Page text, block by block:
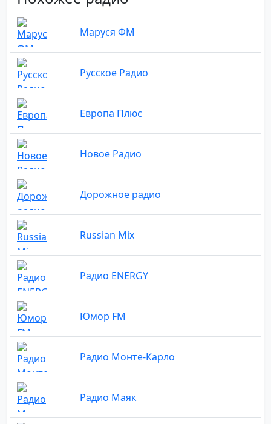
Маруся ФМ
Русское Радио
Европа Плюс
Новое Радио
Дорожное радио
Russian Mix
Радио ENERGY
Юмор FM
Радио Монте-Карло
Радио Маяк